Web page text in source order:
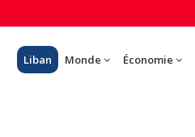
Liban Monde Économie